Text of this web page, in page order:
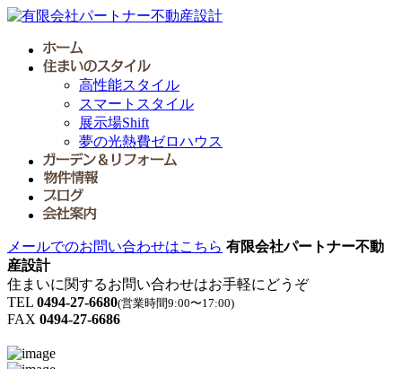
高性能スタイル
スマートスタイル
展示場Shift
夢の光熱費ゼロハウス
メールでのお問い合わせはこちら 有限会社パートナー不動
産設計
住まいに関するお問い合わせはお手軽にどうぞ
TEL 0494-27-6680(営業時間9:00〜17:00)
FAX 0494-27-6686